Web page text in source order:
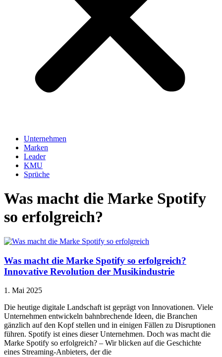
Unternehmen
Marken
Leader
KMU
Sprüche
Was macht die Marke Spotify
so erfolgreich?
Was macht die Marke Spotify so erfolgreich?
Innovative Revolution der Musikindustrie
1. Mai 2025
Die heutige digitale Landschaft ist geprägt von Innovationen. Viele
Unternehmen entwickeln bahnbrechende Ideen, die Branchen
gänzlich auf den Kopf stellen und in einigen Fällen zu Disruptionen
führen. Spotify ist eines dieser Unternehmen. Doch was macht die
Marke Spotify so erfolgreich? – Wir blicken auf die Geschichte
eines Streaming-Anbieters, der die